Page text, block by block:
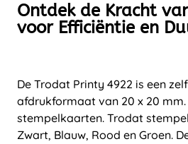
Ontdek de Kracht
voor Efficiëntie en
De Trodat Printy 4922 is een
afdrukformaat van 20 x 20
stempelkaarten. Trodat
Zwart, Blauw, Rood en Groen.